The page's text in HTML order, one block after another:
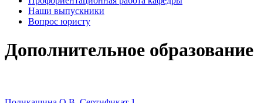
Наши выпускники
Вопрос юристу
Дополнительное образование